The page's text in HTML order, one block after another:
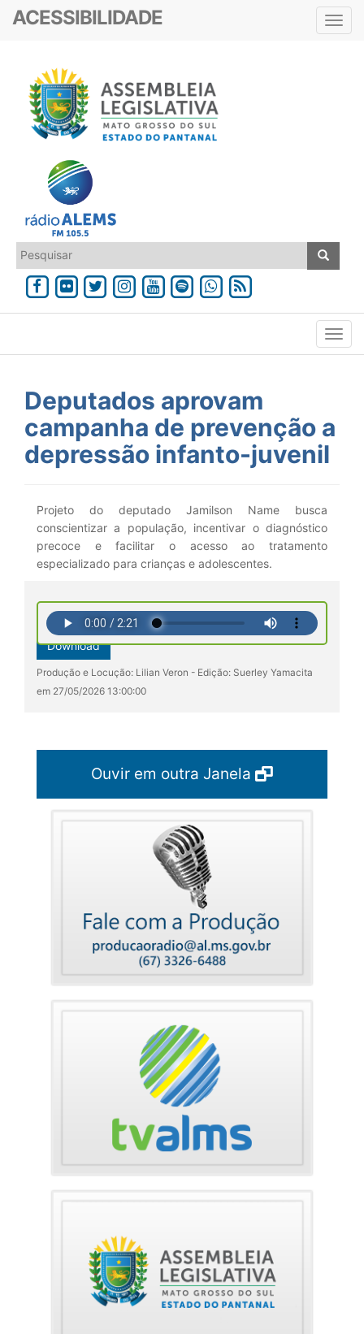
ACESSIBILIDADE
Deputados aprovam
campanha de prevenção a
depressão infanto-juvenil
Projeto do deputado Jamilson Name busca
conscientizar a população, incentivar o diagnóstico
precoce e facilitar o acesso ao tratamento
especializado para crianças e adolescentes.
Download
Produção e Locução: Lilian Veron - Edição: Suerley Yamacita
em 27/05/2026 13:00:00
Ouvir em outra Janela